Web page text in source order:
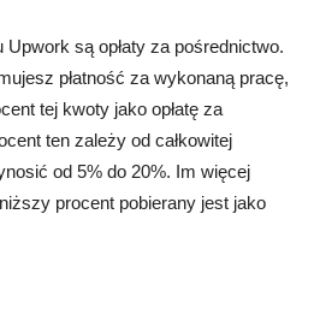
Upwork są opłaty za pośrednictwo.
płatność za wykonaną pracę,
tej kwoty jako opłatę za
ten zależy od całkowitej
od 5% do 20%. Im więcej
procent pobierany jest jako